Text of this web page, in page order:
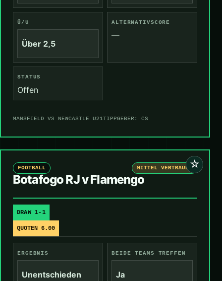
Ü/U
Über 2,5
ALTERNATIVSCORE
—
STATUS
Offen
MANSFIELD VS NEWCASTLE U21TIPPGEBER: CS
☆
FOOTBALL MITTEL VERTRAUEN
Botafogo RJ v Flamengo
DRAW 1-1
QUOTEN 6.00
ERGEBNIS
Unentschieden
BEIDE TEAMS TREFFEN
Ja